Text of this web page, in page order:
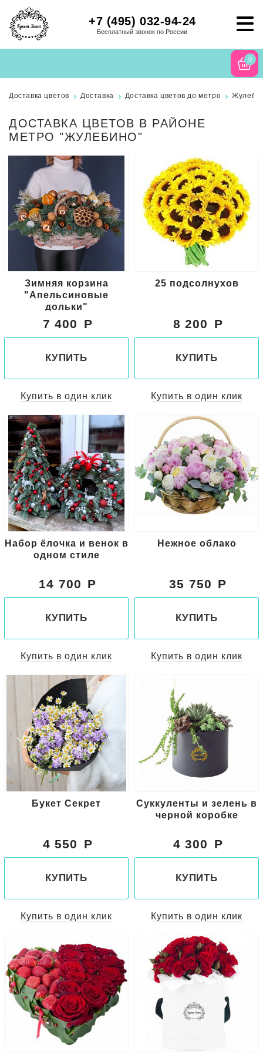
+7 (495) 032-94-24
Бесплатный звонок по России
0
Доставка цветов Доставка Доставка цветов до метро
ДОСТАВКА ЦВЕТОВ В РАЙОНЕ
МЕТРО "ЖУЛЕБИНО"
Зимняя корзина
"Апельсиновые
дольки"
7 400
КУПИТЬ
Купить в один клик
25 подсолнухов
8 200
КУПИТЬ
Купить в один клик
Набор ёлочка и венок в
одном стиле
14 700
КУПИТЬ
Купить в один клик
Нежное облако
35 750
КУПИТЬ
Купить в один клик
Букет Секрет
4 550
КУПИТЬ
Купить в один клик
Суккуленты и зелень в
черной коробке
4 300
КУПИТЬ
Купить в один клик